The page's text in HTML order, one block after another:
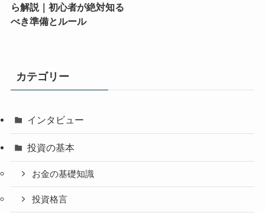
ら解説｜初心者が絶対知る
べき準備とルール
カテゴリー
インタビュー
投資の基本
お金の基礎知識
投資格言